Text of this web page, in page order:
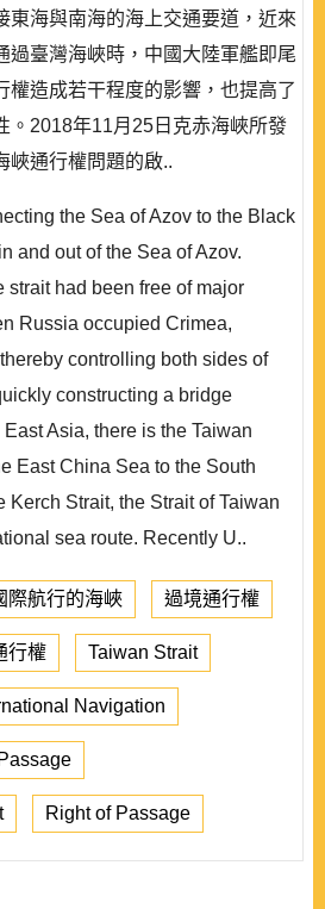
東海與南海的海上交通要道，近來
過臺灣海峽時，中國大陸軍艦即尾
權造成若干程度的影響，也提高了
。2018年11月25日克赤海峽所發
峽通行權問題的啟..
the Sea of Azov to the Black
and out of the Sea of Azov.
strait had been free of major
Russia occupied Crimea,
controlling both sides of
constructing a bridge
Asia, there is the Taiwan
East China Sea to the South
Kerch Strait, the Strait of Taiwan
sea route. Recently U..
際航行的海峽 過境通行權
行權 Taiwan Strait
Navigation
Right of Passage